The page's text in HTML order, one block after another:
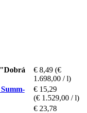
€ 8,49 (€
1.698,00 / l)
€ 15,29
(€ 1.529,00 / l)
€ 23,78